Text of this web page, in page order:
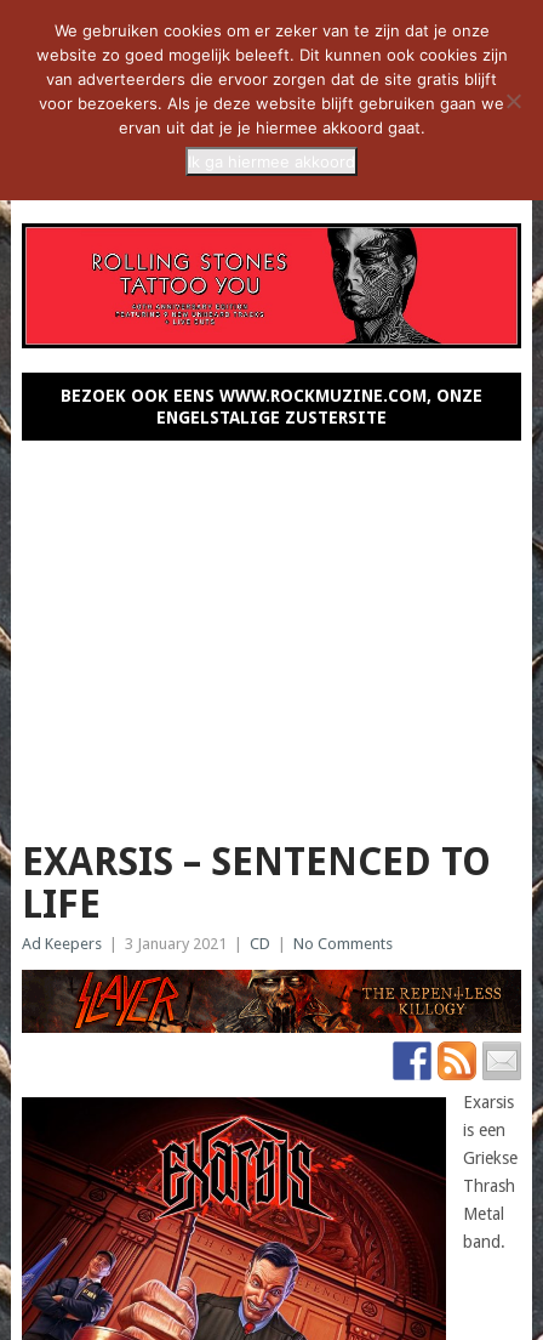
BEZOEK OOK EENS WWW.ROCKMUZINE.COM, ONZE
ENGELSTALIGE ZUSTERSITE
EXARSIS – SENTENCED TO
LIFE
Ad Keepers 3 January 2021 CD No Comments
Exarsis
is een
Griekse
Thrash
Metal
band.
We gebruiken cookies om er zeker van te zijn dat je onze
website zo goed mogelijk beleeft. Dit kunnen ook cookies zijn
van adverteerders die ervoor zorgen dat de site gratis blijft
voor bezoekers. Als je deze website blijft gebruiken gaan we
ervan uit dat je je hiermee akkoord gaat.
Ik ga hiermee akkoord